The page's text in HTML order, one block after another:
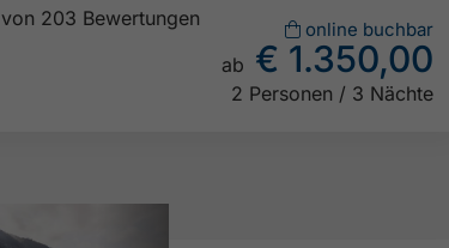
von 203 Bewertungen online buchbar
ab € 1.350,00
2 Personen / 3 Nächte